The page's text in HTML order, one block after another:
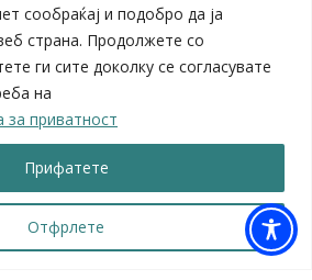
сообраќај и подобро да ја
страна. Продолжете со
ги сите доколку се согласувате
на
за приватност
Отфрлете
Прифатете
паркинзи“
Македонија
Северна Македонија
самоуправа
трансформација
администрација
и наука